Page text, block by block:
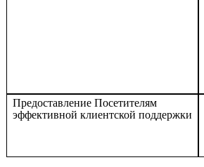
Предоставление Посетителям
эффективной клиентской поддержки